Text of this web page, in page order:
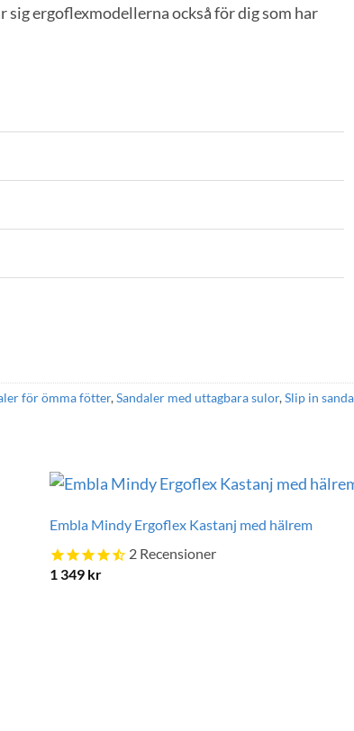
ergoflexmodellerna också för dig som har
för ömma fötter,Sandaler med uttagbara sulor,Slip in
Embla Mindy Ergoflex Kastanj med hälrem
2 Recensioner
1 349 kr